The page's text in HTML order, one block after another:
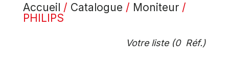
Accueil / Catalogue / Moniteur/
PHILIPS
Votre liste (0 Réf.)